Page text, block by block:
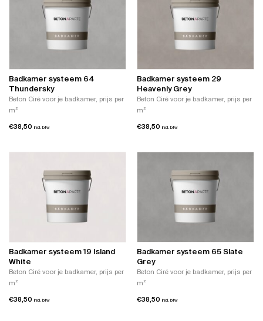
Badkamer systeem 64
Thundersky
Beton Ciré voor je badkamer, prijs per
m²
€38,50 incl. btw
Badkamer systeem 29
Heavenly Grey
Beton Ciré voor je badkamer, prijs per
m²
€38,50 incl. btw
Badkamer systeem 19 Island
White
Beton Ciré voor je badkamer, prijs per
m²
€38,50 incl. btw
Badkamer systeem 65 Slate
Grey
Beton Ciré voor je badkamer, prijs per
m²
€38,50 incl. btw